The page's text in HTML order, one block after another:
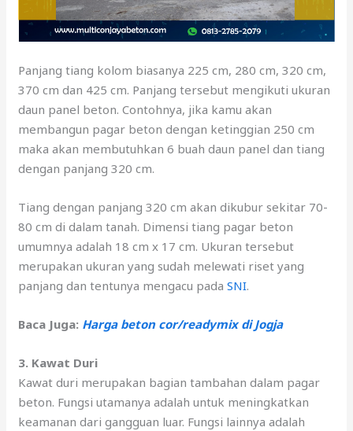
Panjang tiang kolom biasanya 225 cm, 280 cm, 320 cm,
370 cm dan 425 cm. Panjang tersebut mengikuti ukuran
daun panel beton. Contohnya, jika kamu akan
membangun pagar beton dengan ketinggian 250 cm
maka akan membutuhkan 6 buah daun panel dan tiang
dengan panjang 320 cm.
Tiang dengan panjang 320 cm akan dikubur sekitar 70-
80 cm di dalam tanah. Dimensi tiang pagar beton
umumnya adalah 18 cm x 17 cm. Ukuran tersebut
merupakan ukuran yang sudah melewati riset yang
panjang dan tentunya mengacu padaSNI.
Baca Juga: Harga beton cor/readymix di Jogja
3. Kawat Duri
Kawat duri merupakan bagian tambahan dalam pagar
beton. Fungsi utamanya adalah untuk meningkatkan
keamanan dari gangguan luar. Fungsi lainnya adalah